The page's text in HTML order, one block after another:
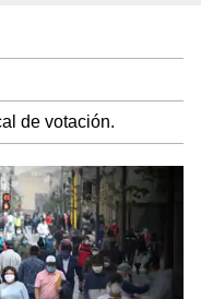
de votación.